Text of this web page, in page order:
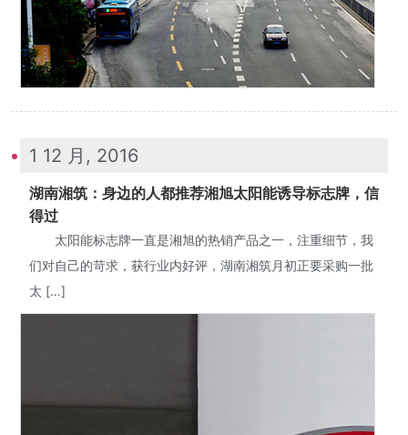
1 12 月, 2016
湖南湘筑：身边的人都推荐湘旭太阳能诱导标志牌，信
得过
太阳能标志牌一直是湘旭的热销产品之一，注重细节，我
们对自己的苛求，获行业内好评，湖南湘筑月初正要采购一批
太 […]